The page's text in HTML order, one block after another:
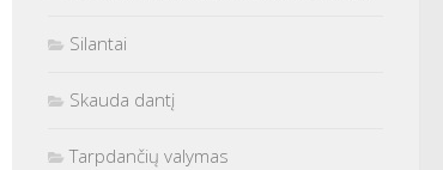
Silantai
Skauda dantį
Tarpdančių valymas